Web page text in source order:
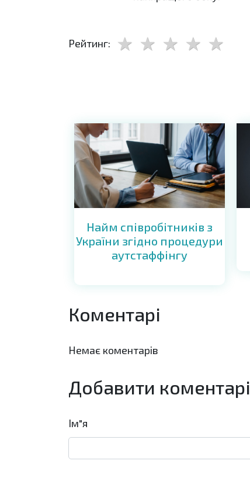
Рейтинг:
Найм співробітників з
України згідно процедури
аутстаффінгу
Коментарі
Немає коментарів
Добавити коментарі
Ім"я